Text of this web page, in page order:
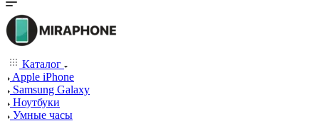
Каталог
Apple iPhone
Samsung Galaxy
Ноутбуки
Умные часы